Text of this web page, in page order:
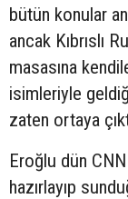
bütün konular
ancak Kıbrıslı
masasına
isimleriyle
zaten ortaya
Eroğlu dün
hazırlayıp